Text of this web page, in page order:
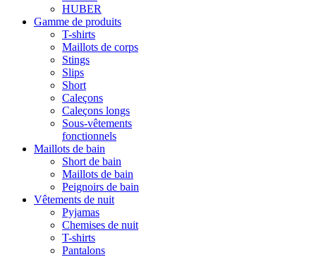
HUBER
Gamme de produits
T-shirts
Maillots de corps
Stings
Slips
Short
Caleçons
Caleçons longs
Sous-vêtements
fonctionnels
Maillots de bain
Short de bain
Maillots de bain
Peignoirs de bain
Vêtements de nuit
Pyjamas
Chemises de nuit
T-shirts
Pantalons